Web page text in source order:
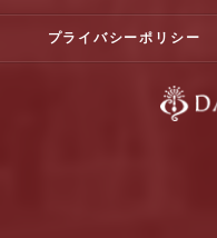
プライバシーポリシー